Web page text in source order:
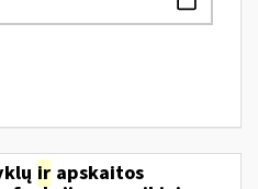
ir apskaitos